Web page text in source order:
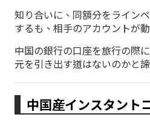
知り合いに、同額分をライン
するも、相手のアカウントが
中国の銀行の口座を旅行の際
元を引き出す道はないのかと
中国産インスタント